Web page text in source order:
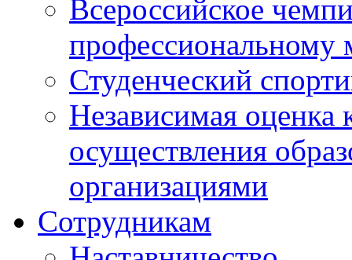
Всероссийское
профессиональному
Студенческий
Независимая оценка
осуществления
организациями
Сотрудникам